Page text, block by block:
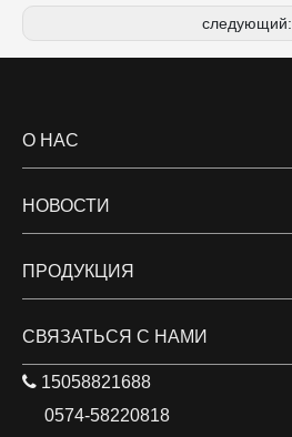
следующий:
О НАС
НОВОСТИ
ПРОДУКЦИЯ
СВЯЗАТЬСЯ С НАМИ
 15058821688
0574-58220818